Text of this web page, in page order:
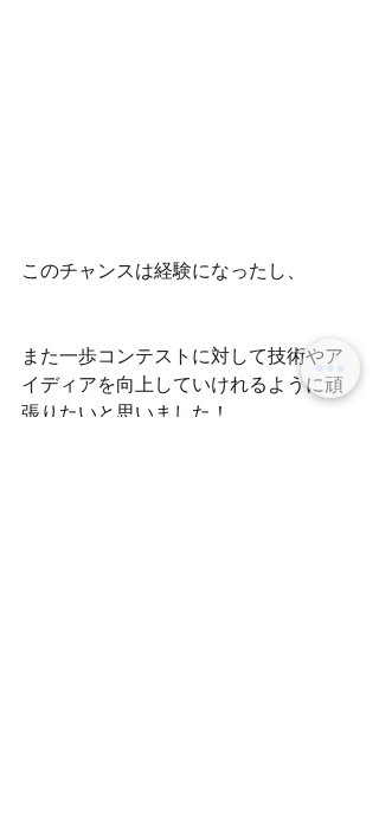
このチャンスは経験になったし、
また一歩コンテストに対して技術やア
イディアを向上していけれるように頑
張りたいと思いました！